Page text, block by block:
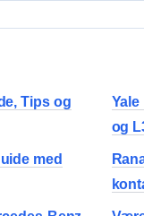
Tips og
og
med